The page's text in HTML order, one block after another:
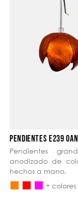
PENDIENTES E239
Pendientes
anodizado de
hechos a mano.
+ colores